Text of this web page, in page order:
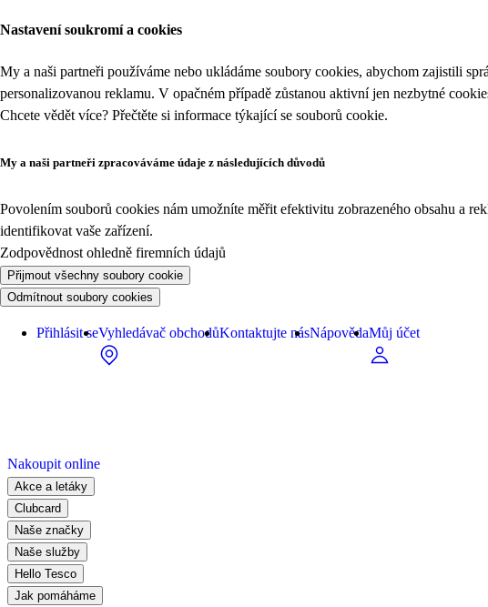
Nastavení soukromí a cookies
My a naši partneři používáme nebo ukládáme soubory cookies, abychom zajistili
personalizovanou reklamu. V opačném případě zůstanou aktivní jen nezbytné
Chcete vědět více? Přečtěte si informace týkající se souborů cookie.
My a naši partneři zpracováváme údaje z následujících důvodů
Povolením souborů cookies nám umožníte měřit efektivitu zobrazeného obsahu a
identifikovat vaše zařízení.
Zodpovědnost ohledně firemních údajů
Přijmout všechny soubory cookie
Odmítnout soubory cookies
Přihlásit seVyhledávač obchodůKontaktujte násNápovědaMůj účet
Nakoupit online
Akce a letáky
Clubcard
Naše značky
Naše služby
Hello Tesco
Jak pomáháme